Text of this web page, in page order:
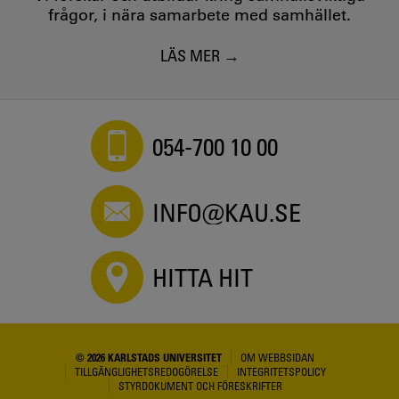
frågor, i nära samarbete med samhället.
LÄS MER
054-700 10 00
INFO@KAU.SE
HITTA HIT
© 2026 KARLSTADS UNIVERSITET
OM WEBBSIDAN
TILLGÄNGLIGHETSREDOGÖRELSE
INTEGRITETSPOLICY
STYRDOKUMENT OCH FÖRESKRIFTER